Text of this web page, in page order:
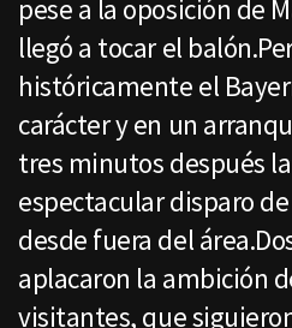
pese a la oposición de
llegó a tocar el
históricamente el
carácter y en un
tres minutos después
espectacular disparo
desde fuera del
aplacaron la ambición
visitantes, que